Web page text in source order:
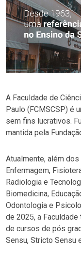
A Faculdade de
Paulo (FCMSCSP) é
sem fins lucrativos.
mantida pela
Atualmente, além
Enfermagem,
Radiologia e
Biomedicina,
Odontologia e
de 2025, a
de cursos de pós
Sensu, Stricto Sensu